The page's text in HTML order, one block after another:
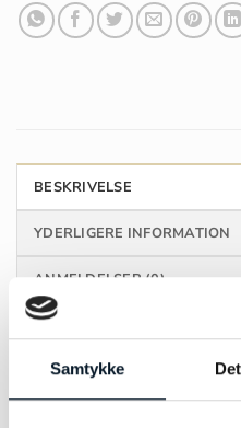
Samtykke
BESKRIVELSE
YDERLIGERE INFORMATION
ANMELDELSER (0)
ferskvandsperler
havdråber på en